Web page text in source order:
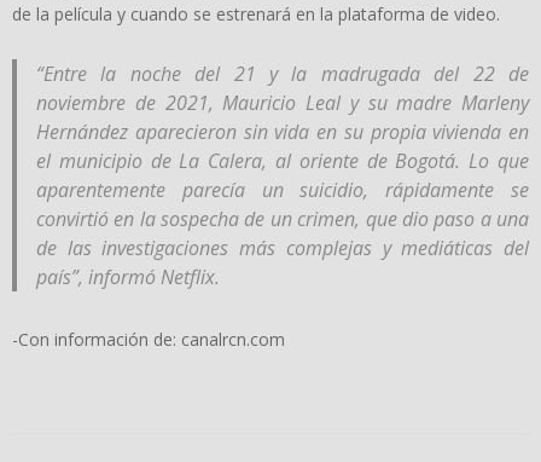
de la película y cuando se estrenará en la plataforma de video.
“Entre la noche del 21 y la madrugada del 22 de
noviembre de 2021, Mauricio Leal y su madre Marleny
Hernández aparecieron sin vida en su propia vivienda en
el municipio de La Calera, al oriente de Bogotá. Lo que
aparentemente parecía un suicidio, rápidamente se
convirtió en la sospecha de un crimen, que dio paso a una
de las investigaciones más complejas y mediáticas del
país”, informó Netflix.
-Con información de: canalrcn.com